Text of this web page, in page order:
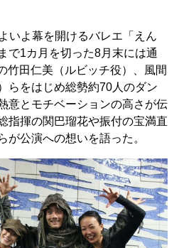
いよ幕を開けるバレエ「えん
で1カ月を切った8月末には通
竹田仁美（ルビッチ役）、風間
らをはじめ総勢約70人のダン
意とモチベーションの高さが伝
指揮の関巴瑠花や振付の宝満直
が公演への想いを語った。